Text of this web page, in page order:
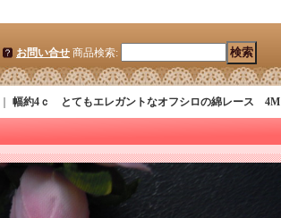
お問い合せ 商品検索:
幅約4ｃ とてもエレガントなオフシロの綿レース 4M